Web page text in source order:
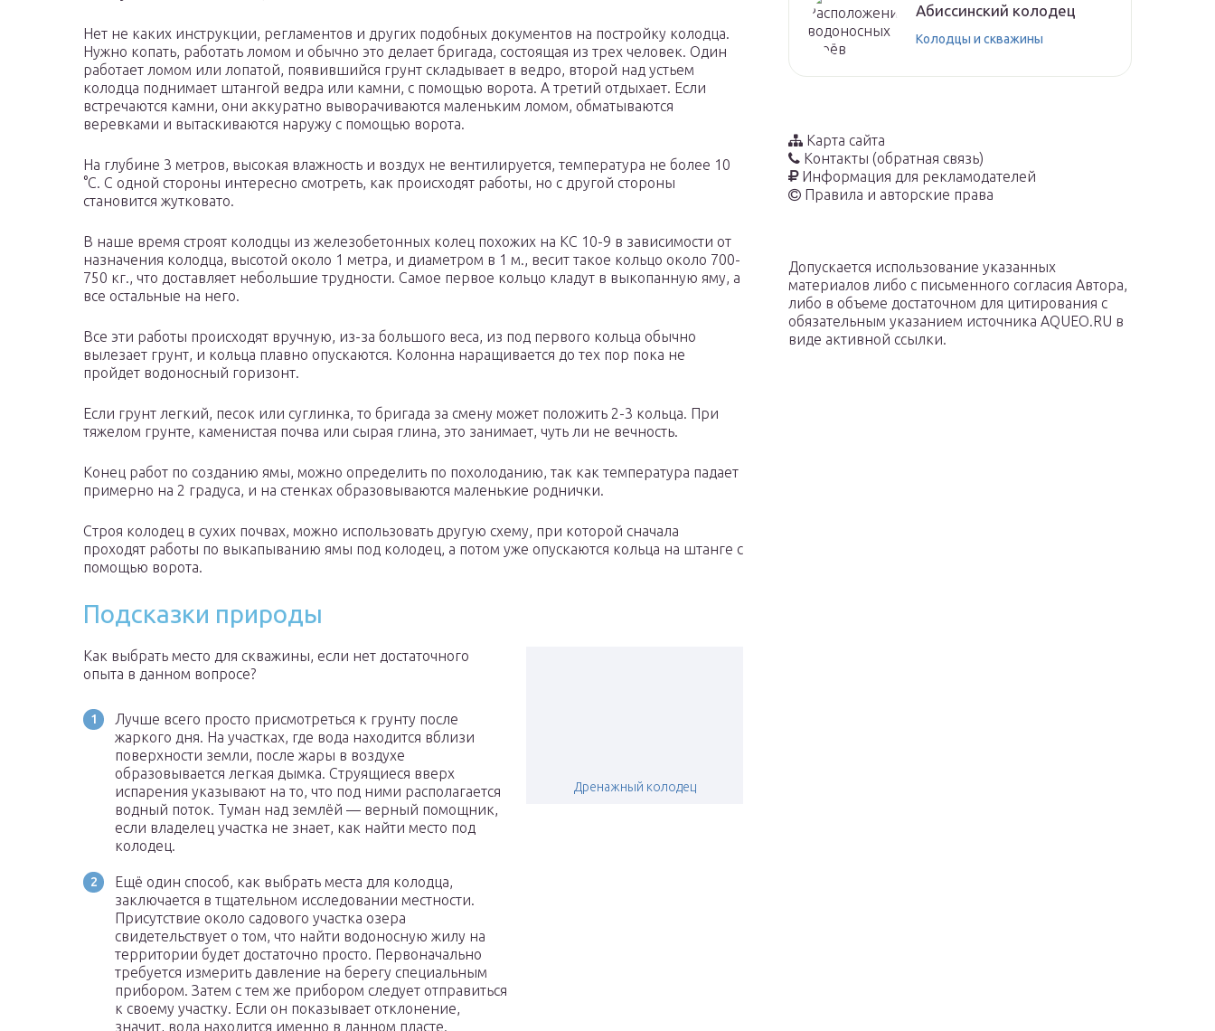
Нет не каких инструкции, регламентов и других подобных документов на постройку колодца.
Нужно копать, работать ломом и обычно это делает бригада, состоящая из трех человек. Один
работает ломом или лопатой, появившийся грунт складывает в ведро, второй над устьем
колодца поднимает штангой ведра или камни, с помощью ворота. А третий отдыхает. Если
встречаются камни, они аккуратно выворачиваются маленьким ломом, обматываются
веревками и вытаскиваются наружу с помощью ворота.
На глубине 3 метров, высокая влажность и воздух не вентилируется, температура не более 10
°С. С одной стороны интересно смотреть, как происходят работы, но с другой стороны
становится жутковато.
В наше время строят колодцы из железобетонных колец похожих на КС 10-9 в зависимости от
назначения колодца, высотой около 1 метра, и диаметром в 1 м., весит такое кольцо около 700-
750 кг., что доставляет небольшие трудности. Самое первое кольцо кладут в выкопанную яму, а
все остальные на него.
Все эти работы происходят вручную, из-за большого веса, из под первого кольца обычно
вылезает грунт, и кольца плавно опускаются. Колонна наращивается до тех пор пока не
пройдет водоносный горизонт.
Если грунт легкий, песок или суглинка, то бригада за смену может положить 2-3 кольца. При
тяжелом грунте, каменистая почва или сырая глина, это занимает, чуть ли не вечность.
Конец работ по созданию ямы, можно определить по похолоданию, так как температура падает
примерно на 2 градуса, и на стенках образовываются маленькие роднички.
Строя колодец в сухих почвах, можно использовать другую схему, при которой сначала
проходят работы по выкапыванию ямы под колодец, а потом уже опускаются кольца на штанге с
помощью ворота.
Подсказки природы
Дренажный колодец
Как выбрать место для скважины, если нет достаточного
опыта в данном вопросе?
Лучше всего просто присмотреться к грунту после
жаркого дня. На участках, где вода находится вблизи
поверхности земли, после жары в воздухе
образовывается легкая дымка. Струящиеся вверх
испарения указывают на то, что под ними располагается
водный поток. Туман над землёй — верный помощник,
если владелец участка не знает, как найти место под
колодец.
Ещё один способ, как выбрать места для колодца,
заключается в тщательном исследовании местности.
Присутствие около садового участка озера
свидетельствует о том, что найти водоносную жилу на
территории будет достаточно просто. Первоначально
требуется измерить давление на берегу специальным
прибором. Затем с тем же прибором следует отправиться
к своему участку. Если он показывает отклонение,
значит, вода находится именно в данном пласте.
Абиссинский колодец
Колодцы и скважины
Карта сайта
Контакты (обратная связь)
Информация для рекламодателей
Правила и авторские права
Допускается использование указанных
материалов либо с письменного согласия Автора,
либо в объеме достаточном для цитирования с
обязательным указанием источника AQUEO.RU в
виде активной ссылки.